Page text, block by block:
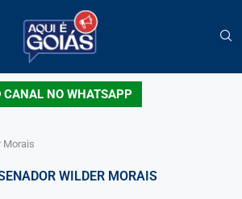
CANAL NO WHATSAPP
Morais
WILDER MORAIS